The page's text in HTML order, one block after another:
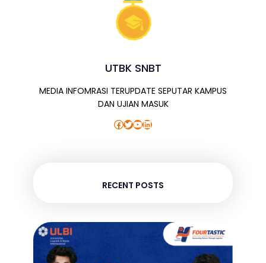
UTBK SNBT
MEDIA INFOMRASI TERUPDATE SEPUTAR KAMPUS
DAN UJIAN MASUK
Facebook Twitter YouTube LinkedIn
RECENT POSTS